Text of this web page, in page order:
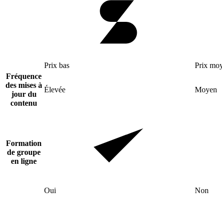
Prix bas
Prix
Fréquence
des mises à
jour du
contenu
Élevée Moyen
Formation
de groupe
en ligne
Oui Non